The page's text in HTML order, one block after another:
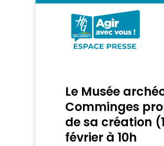
Le Musée
Comminges
de sa création
février à 10h